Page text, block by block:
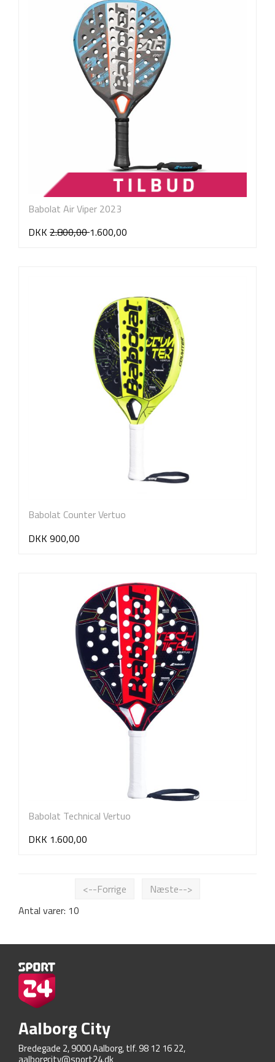
Babolat Air Viper 2023
DKK 2.800,001.600,00
Babolat Counter Vertuo
DKK 900,00
Babolat Technical Vertuo
DKK 1.600,00
<--Forrige
Næste-->
Antal varer: 10
Aalborg City
Bredegade 2, 9000 Aalborg, tlf. 98 12 16 22,